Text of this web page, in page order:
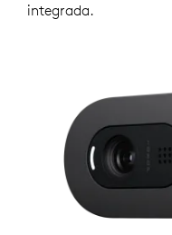
integrada.